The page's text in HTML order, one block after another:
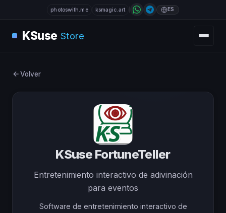
photoswith.me ksmagic.art ES
KSuse Store
Volver
KSuse FortuneTeller
Entretenimiento interactivo de adivinación
para eventos
Software de entretenimiento interactivo de